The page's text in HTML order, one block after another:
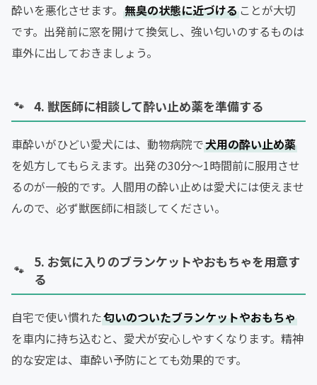
酔いを悪化させます。 無臭の状態に近づける ことが大切
です。出発前に窓を開けて換気し、強い匂いのするものは
車外に出しておきましょう。
4. 獣医師に相談して酔い止め薬を準備する
車酔いがひどい愛犬には、動物病院で犬用の酔い止め薬
を処方してもらえます。出発の30分〜1時間前に服用させ
るのが一般的です。人間用の酔い止めは愛犬には使えませ
んので、必ず獣医師に相談してください。
5. お気に入りのブランケットやおもちゃを用意す
る
自宅で使い慣れた匂いのついたブランケットやおもちゃ
を車内に持ち込むと、愛犬が安心しやすくなります。精神
的な安定は、車酔い予防にとても効果的です。